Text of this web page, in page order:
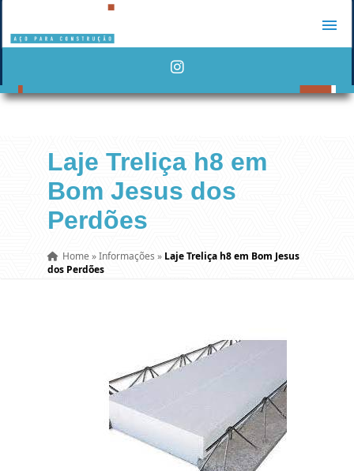
Laje Treliça h8 em
Bom Jesus dos
Perdões
Home »Informações » Laje Treliça h8 em Bom Jesus
dos Perdões